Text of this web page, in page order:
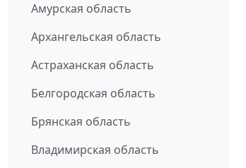
Амурская область
Архангельская область
Астраханская область
Белгородская область
Брянская область
Владимирская область